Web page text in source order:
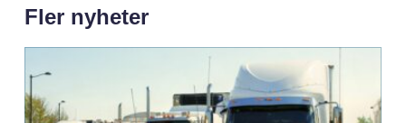
Fler nyheter